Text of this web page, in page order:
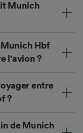
Munich
Munich Hbf
l'avion ?
entre
?
de Munich